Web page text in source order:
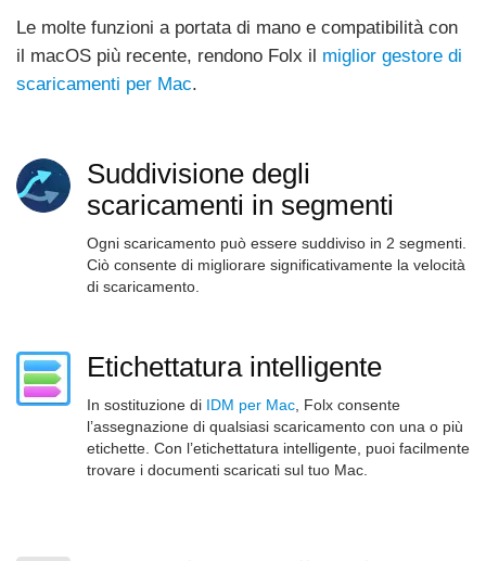
Le molte funzioni a portata di mano e compatibilità con
il macOS più recente, rendono Folx il miglior gestore di
scaricamenti per Mac.
Suddivisione degli
scaricamenti in segmenti
Ogni scaricamento può essere suddiviso in 2 segmenti.
Ciò consente di migliorare significativamente la velocità
di scaricamento.
Etichettatura intelligente
In sostituzione di IDM per Mac , Folx consente
l’assegnazione di qualsiasi scaricamento con una o più
etichette. Con l’etichettatura intelligente, puoi facilmente
trovare i documenti scaricati sul tuo Mac.